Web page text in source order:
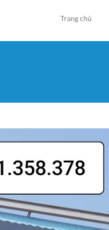
Trang chủ